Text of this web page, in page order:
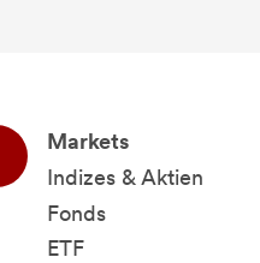
Markets
Indizes & Aktien
Fonds
ETF